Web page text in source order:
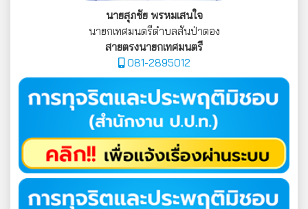
นายสุภชัย พรหมเสนใจ
นายกเทศมนตรีตำบลสันป่าตอง
สายตรงนายกเทศมนตรี
081-2895012